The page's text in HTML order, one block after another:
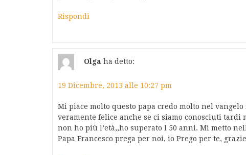
Rispondi
Olga ha detto:
19 Dicembre, 2013 alle 10:27 pm
Mi piace molto questo papa credo molto nel
veramente felice anche se ci siamo conosciuti tardi
non ho più l’età,,ho superato l 50 anni. Mi metto
Papa Francesco prega per noi, io Prego per te, grazie